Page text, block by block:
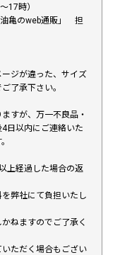
17時）
油亀のweb通販」 担
ジが違った、サイズ
了承下さい。
すが、万一不良品・
日以内にご連絡いた
上経過した場合の返
弊社にて負担いたし
ねますのでご了承く
ただく場合もござい